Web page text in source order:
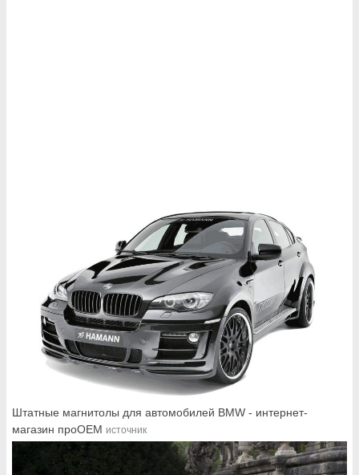
Штатные магнитолы для автомобилей BMW - интернет-
магазин проОЕМ источник